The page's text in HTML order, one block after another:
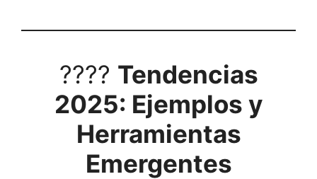
???? Tendencias
2025: Ejemplos y
Herramientas
Emergentes